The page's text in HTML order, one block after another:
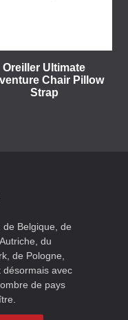
Oreiller Ultimate
Chair Pillow
Strap
de Belgique, de
du
de Pologne,
désormais avec
de pays